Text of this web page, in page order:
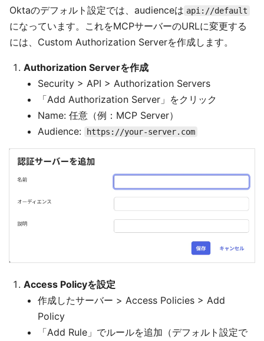
Oktaのデフォルト設定では、audienceは api://default
になっています。これをMCPサーバーのURLに変更する
には、Custom Authorization Serverを作成します。
Authorization Serverを作成
Security > API > Authorization Servers
「Add Authorization Server」をクリック
Name: 任意（例：MCP Server）
Audience:
https://your-server.com
Access Policyを設定
作成したサーバー > Access Policies > Add
Policy
「Add Rule」でルールを追加（デフォルト設定で